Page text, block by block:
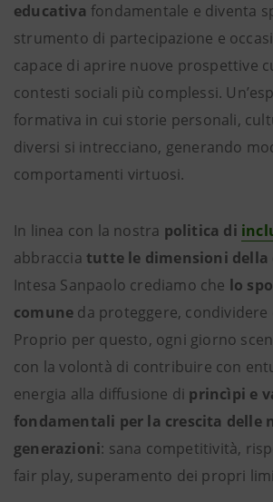
educativa fondamentale e diventa
strumento di partecipazione e
capace di aprire nuove prospettive
contesti sociali più complessi.
formativa in cui storie personali,
diversi si intrecciano, generando
comportamenti virtuosi.
In linea con la nostra politica di
abbraccia tutte le dimensioni della
Intesa Sanpaolo crediamo che lo
comune da proteggere, condividere
Proprio per questo, ogni giorno
con la volontà di contribuire con
energia alla diffusione di princìpi e
fondamentali per la crescita delle
generazioni: sana competitività,
fair play, superamento dei propri